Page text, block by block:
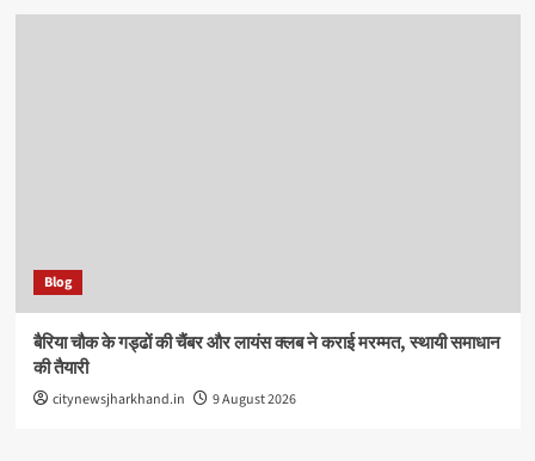
Blog
बैरिया चौक के गड्ढों की चैंबर और लायंस क्लब ने कराई मरम्मत, स्थायी समाधान
की तैयारी
citynewsjharkhand.in 9 August 2026